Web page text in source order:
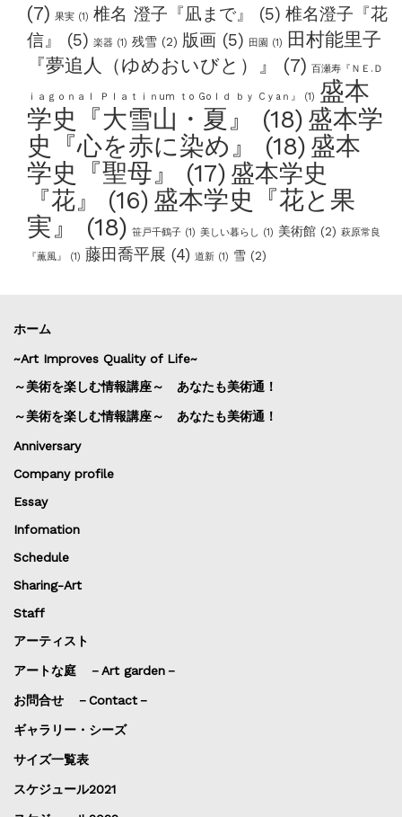
(7) 果実(1) 椎名 澄子『凪まで』 (5) 椎名澄子『花
信』
(5) 楽器(1) 残雪(2) 版画(5) 田園 (1)
田村能里子
『夢追人（ゆめおいびと）』
(7) 百瀬寿『ＮＥ.Ｄ
ｉａｇｏｎａｌ Ｐｌａｔｉｎum ｔo Goｌｄ ｂｙ Cｙaｎ』 (1) 盛本
学史『大雪山・夏』
(18) 盛本学
史『心を赤に染め』
(18) 盛本
学史『聖母』
(17) 盛本学史
『花』
(16) 盛本学史『花と果
実』
(18) 笹戸千鶴子(1) 美しい暮らし (1) 美術館(2) 萩原常良
『薫風』 (1) 藤田喬平展 (4) 道新(1) 雪(2)
ホーム
~Art Improves Quality of Life~
～美術を楽しむ情報講座～ あなたも美術通！
～美術を楽しむ情報講座～ あなたも美術通！
Anniversary
Company profile
Essay
Infomation
Schedule
Sharing-Art
Staff
アーティスト
アートな庭 －Art garden－
お問合せ －Contact－
ギャラリー・シーズ
サイズ一覧表
スケジュール2021